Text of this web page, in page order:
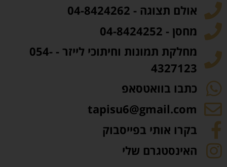
אולם תצוגה - 04-8424262
מחסן - 04-8424252
מחלקת תמונות וחיתוכי לייזר - 054-
4327123
כתבו בוואטסאפ
tapisu6@gmail.com
בקרו אותי בפייסבוק
האינסטגרם שלי